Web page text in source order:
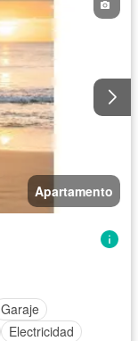
Apartamento
Garaje
Electricidad